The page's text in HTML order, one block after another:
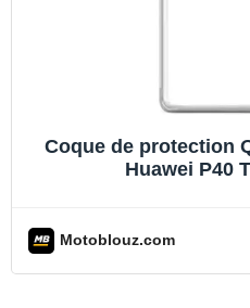
Coque de protection
Huawei P40
Motoblouz.com